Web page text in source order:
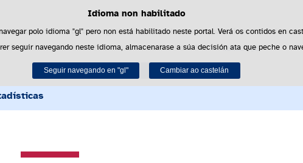
Política de cookies
propias para facilitar a navegación e cookies de terceiros para obter estatísticas de
Pode obter máis información no apartado "Cookies" do nosoaviso legal.
Aceptar Rexeitar
Idioma non habilitado
polo idioma "gl" pero non está habilitado neste portal. Verá os contidos en
seguir navegando neste idioma, almacenarase a súa decisión ata que peche o
Seguir navegando en "gl" Cambiar ao castelán
Saltar al contenido
Recursos Convocatorias Relaciones